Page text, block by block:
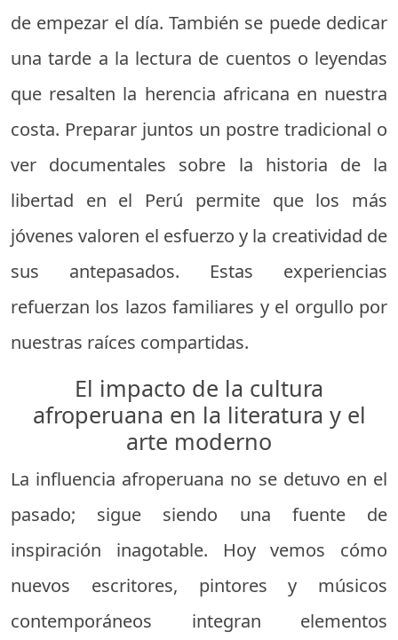
de empezar el día. También se puede dedicar
una tarde a la lectura de cuentos o leyendas
que resalten la herencia africana en nuestra
costa. Preparar juntos un postre tradicional o
ver documentales sobre la historia de la
libertad en el Perú permite que los más
jóvenes valoren el esfuerzo y la creatividad de
sus antepasados. Estas experiencias
refuerzan los lazos familiares y el orgullo por
nuestras raíces compartidas.
El impacto de la cultura
afroperuana en la literatura y el
arte moderno
La influencia afroperuana no se detuvo en el
pasado; sigue siendo una fuente de
inspiración inagotable. Hoy vemos cómo
nuevos escritores, pintores y músicos
contemporáneos integran elementos